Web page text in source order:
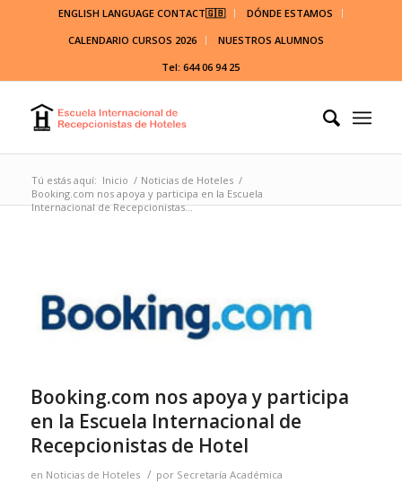
ENGLISH LANGUAGE CONTACT🇬🇧
DÓNDE ESTAMOS
CALENDARIO CURSOS 2026
NUESTROS ALUMNOS
Tel: 644 06 94 25
Tú estás aquí: Inicio / Noticias de Hoteles /
Booking.com nos apoya y participa en la Escuela
Internacional de Recepcionistas...
Booking.com nos apoya y participa
en la Escuela Internacional de
Recepcionistas de Hotel
en Noticias de Hoteles / por Secretaría Académica